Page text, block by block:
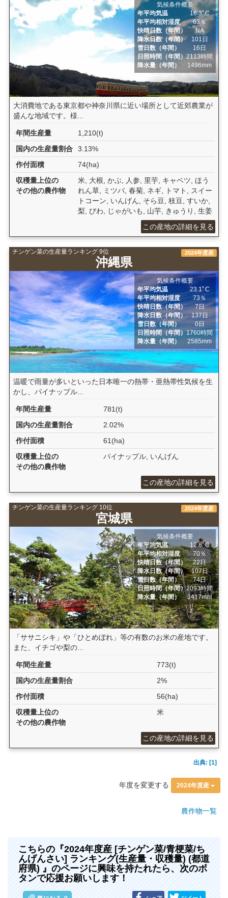
気候条件概要
年平均気温
16.3ﾟC
年平均相対湿度
63％
快晴日数（年間）
NA
降水日数（年間）
101日
雪日数（年間）
16日
日照時間（年間）2113時間
降水量（年間）
1496mm
大消費地である東京都や神奈川県に近い場所として近郊農業が
盛んな地域です。様...
年間生産量
1,210(t)
国内の生産量割合
3.13%
作付面積
74(ha)
収穫量上位の
その他の農作物
米, 大根, かぶ, 人参, 里芋, キャベツ, ほう
れん草, ミツバ, 春菊, ネギ, トマト, スイー
トコーン, いんげん, そら豆, 枝豆, すいか,
梨, びわ, じゃがいも, 山芋, きゅうり, 生姜
この産地の詳細を見る
チンゲン菜の生産量ランキング 9位
沖縄県
2024年度産
気候条件概要
年平均気温
23.1ﾟC
年平均相対湿度
73％
快晴日数（年間）
7日
降水日数（年間）
137日
雪日数（年間）
0日
日照時間（年間）1760時間
降水量（年間）
2585mm
温暖で雨量が多いといった日本唯一の熱帯・亜熱帯性気候を生
かし、パイナップル...
年間生産量
781(t)
国内の生産量割合
2.02%
作付面積
61(ha)
収穫量上位の
その他の農作物
パイナップル, いんげん
この産地の詳細を見る
チンゲン菜の生産量ランキング 10位
宮城県
2024年度産
気候条件概要
年平均気温
12.8ﾟC
年平均相対湿度
70％
快晴日数（年間）
22日
降水日数（年間）
107日
雪日数（年間）
74日
日照時間（年間）2093時間
降水量（年間）
1417mm
「ササニシキ」や「ひとめぼれ」等の有数のお米の産地です。
また、イチゴや梨の...
年間生産量
773(t)
国内の生産量割合
2%
作付面積
56(ha)
収穫量上位の
その他の農作物
米
この産地の詳細を見る
出典: [1]
年度を変更する 2024年度産
農作物一覧
こちらの『2024年度産 [チンゲン菜/青梗菜/ち
んげんさい] ランキング(生産量・収穫量) (都道
府県) 』のページに興味を持たれたら、次のボ
タンで応援お願いします！